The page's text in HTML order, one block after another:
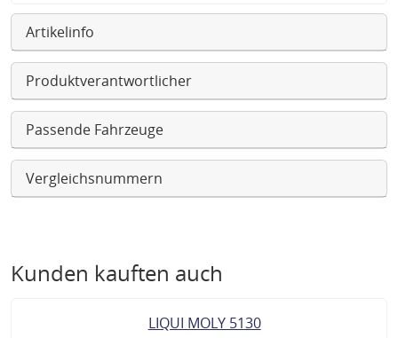
Artikelinfo
Produktverantwortlicher
Passende Fahrzeuge
Vergleichsnummern
Kunden kauften auch
LIQUI MOLY 5130